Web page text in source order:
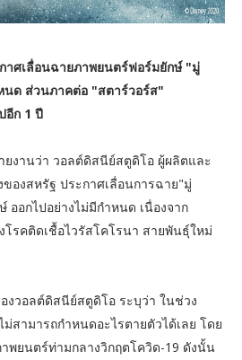
าศเลื่อนฉายภาพยนตร์ฟอร์มยักษ์ "มู่
ด ส่วนภาคต่อ "สตาร์วอร์ส"
อีก 1 ปี
ยงานว่า วอลต์ดิสนีย์สตูดิโอ ผู้ผลิตและ
องสหรัฐ ประกาศเลื่อนการฉาย"มู่
อกไปอย่างไม่มีกำหนด เนื่องจาก
รคติดเชื้อไวรัสโคโรนา สายพันธุ์ใหม่
งวอลต์ดิสนีย์สตูดิโอ ระบุว่า ในช่วง
สามารถกำหนดอะไรตายตัวได้เลย โดย
พยนตร์ท่ามกลางวิกฤตโควิด-19 ดังนั้น